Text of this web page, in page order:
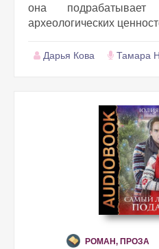
она
археологических
Дарья Кова Тамара
РОМАН, ПРОЗА